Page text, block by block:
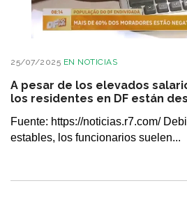
25/07/2025 EN NOTICIAS
A pesar de los elevados
los residentes en DF están
Fuente: https://noticias.r7.com/
estables, los funcionarios suelen...